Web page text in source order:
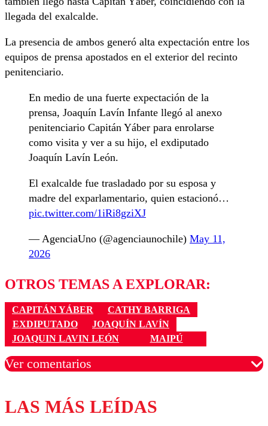
llegada del exalcalde.
La presencia de ambos generó alta expectación entre los
equipos de prensa apostados en el exterior del recinto
penitenciario.
En medio de una fuerte expectación de la
prensa, Joaquín Lavín Infante llegó al anexo
penitenciario Capitán Yáber para enrolarse
como visita y ver a su hijo, el exdiputado
Joaquín Lavín León.
El exalcalde fue trasladado por su esposa y
madre del exparlamentario, quien estacionó…
pic.twitter.com/1iRi8gziXJ
— AgenciaUno (@agenciaunochile) May 11,
2026
OTROS TEMAS A EXPLORAR:
CAPITÁN YÁBER
CATHY BARRIGA
EXDIPUTADO
JOAQUÍN LAVÍN
JOAQUIN LAVIN LEÓN
MAIPÚ
Ver comentarios
Los comentarios son moderados para garantizar un
diálogo respetuoso.
LAS MÁS LEÍDAS